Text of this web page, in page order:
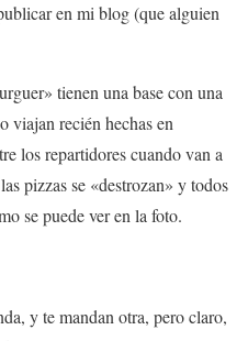
en mi blog (que alguien
tienen una base con una
viajan recién hechas en
los repartidores cuando van a
pizzas se «destrozan» y todos
se puede ver en la foto.
y te mandan otra, pero claro,